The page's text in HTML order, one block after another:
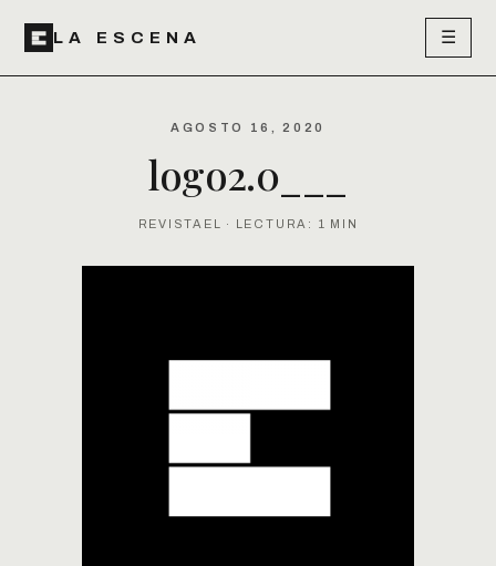
LA ESCENA ☰
AGOSTO 16, 2020
logo2.0___
REVISTAEL · LECTURA: 1 MIN